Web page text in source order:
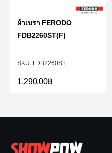
FDB2260ST
ผ้าเบรก FERODO
FDB2260ST(F)
1,290.00฿